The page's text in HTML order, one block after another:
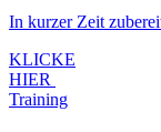
In kurzer Zeit
KLICKE
HIER
Training